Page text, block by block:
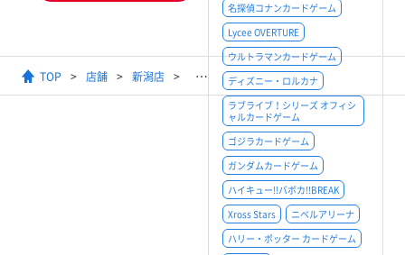
名探偵コナンカードゲーム
Lycee OVERTURE
ウルトラマンカードゲーム
ディズニー・ロルカナ
ラブライブ！シリーズ オフィシ
ャルカードゲーム
ゴジラカードゲーム
ガンダムカードゲーム
ハイキュー!!バボカ!!BREAK
Xross Stars
ニベルアリーナ
ハリー・ポッター カードゲーム
TOP 店舗 新潟店 【ヴァンガード】ショップファイ